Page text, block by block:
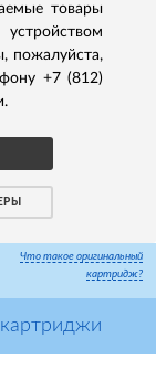
товары
пожалуйста,
+7 (812)
Что такое оригинальный
картридж?